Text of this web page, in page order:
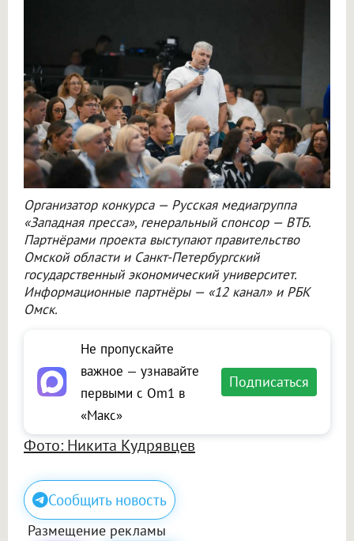
Организатор конкурса — Русская медиагруппа
«Западная пресса», генеральный спонсор — ВТБ.
Партнёрами проекта выступают правительство
Омской области и Санкт-Петербургский
государственный экономический университет.
Информационные партнёры — «12 канал» и РБК
Омск.
Не пропускайте
важное — узнавайте
первыми с Om1 в
«Макс»
Подписаться
Фото: Никита Кудрявцев
Сообщить новость
Размещение рекламы